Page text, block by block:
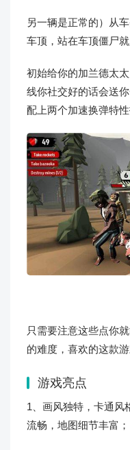
另一辆是正常的）从
车顶，站在车顶僵尸就
初始给你的加兰德太
线你社交好的话会送
配上两个加速换弹特性
只需要注意这些点你
的难度，喜欢的这款
游戏亮点
1、画风独特，卡通风
流畅，地图细节丰富；